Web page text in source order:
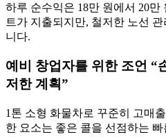
하루 순수익은 18만 원에서 20만
트가 지출되지만, 철저한 노선
니다.
예비 창업자를 위한 조언 “
저한 계획”
1톤 소형 화물차로 꾸준히 고매
한 요소는 좋은 콜을 선점하는